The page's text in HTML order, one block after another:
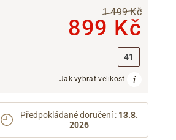
1 499 Kč
899 Kč
41
Jak vybrat velikost
Předpokládané doručení : 13.8.
2026